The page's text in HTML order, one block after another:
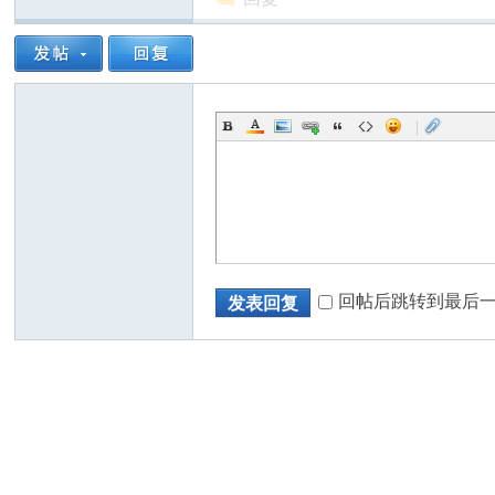
网
|
发表回复 回帖后跳转到最后